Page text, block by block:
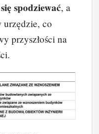
spodziewać, a
urzędzie, co
przyszłości na